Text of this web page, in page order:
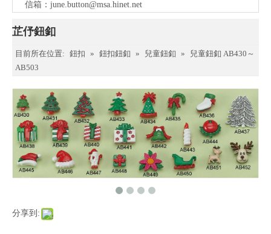
信箱： june.button@msa.hinet.net
芷伃鈕釦
目前所在位置: 鈕扣 » 鈕扣鈕釦 » 兒童鈕釦 »
兒童鈕釦 AB430～
AB503
分享到: